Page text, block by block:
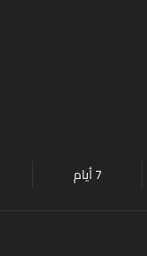
7 أيام